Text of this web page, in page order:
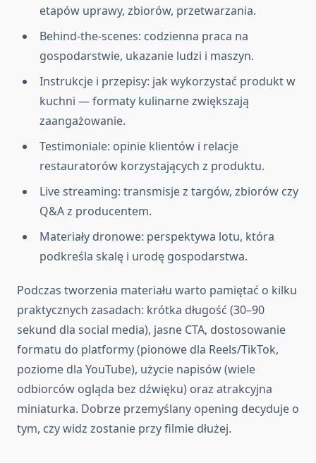
etapów uprawy, zbiorów, przetwarzania.
Behind-the-scenes: codzienna praca na
gospodarstwie, ukazanie ludzi i maszyn.
Instrukcje i przepisy: jak wykorzystać produkt w
kuchni — formaty kulinarne zwiększają
zaangażowanie.
Testimoniale: opinie klientów i relacje
restauratorów korzystających z produktu.
Live streaming: transmisje z targów, zbiorów czy
Q&A z producentem.
Materiały dronowe: perspektywa lotu, która
podkreśla skalę i urodę gospodarstwa.
Podczas tworzenia materiału warto pamiętać o kilku
praktycznych zasadach: krótka długość (30–90
sekund dla social media), jasne CTA, dostosowanie
formatu do platformy (pionowe dla Reels/TikTok,
poziome dla YouTube), użycie napisów (wiele
odbiorców ogląda bez dźwięku) oraz atrakcyjna
miniaturka. Dobrze przemyślany opening decyduje o
tym, czy widz zostanie przy filmie dłużej.